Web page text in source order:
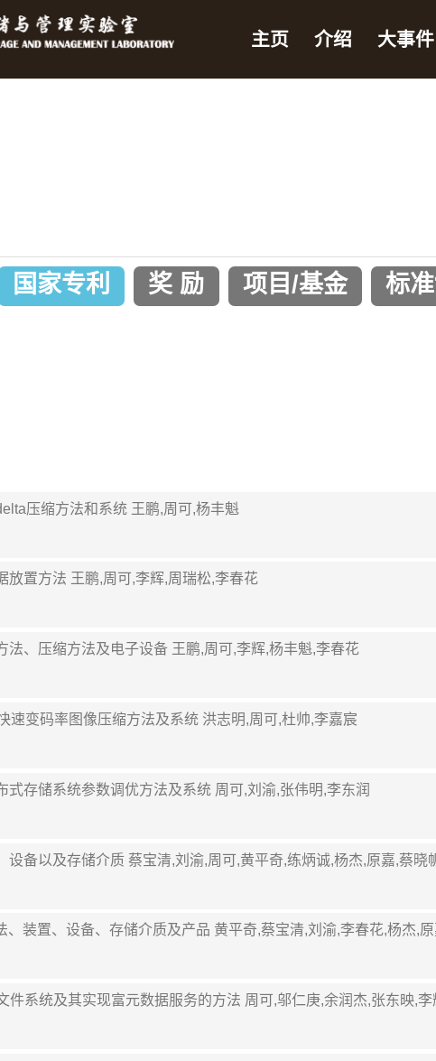
主页 介绍 大事件
国家专利 奖 励 项目/基金 标
压缩方法和系统 王鹏,周可,杨丰魁
放置方法 王鹏,周可,李辉,周瑞松,李春花
、压缩方法及电子设备 王鹏,周可,李辉,杨丰魁,李春花
速变码率图像压缩方法及系统 洪志明,周可,杜帅,李嘉宸
存储系统参数调优方法及系统 周可,刘渝,张伟明,李东润
备以及存储介质 蔡宝清,刘渝,周可,黄平奇,练炳诚,杨杰,原嘉,蔡晓
装置、设备、存储介质及产品 黄平奇,蔡宝清,刘渝,李春花,杨杰,
件系统及其实现富元数据服务的方法 周可,邬仁庚,余润杰,张东映,